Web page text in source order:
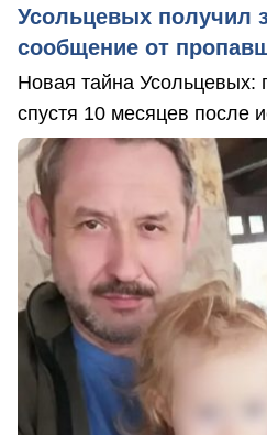
Усольцевых получил
сообщение от
Новая тайна Усольцевых:
спустя 10 месяцев после